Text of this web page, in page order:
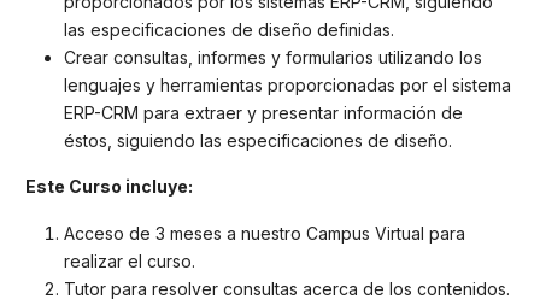
las especificaciones de diseño definidas.
Crear consultas, informes y formularios utilizando los
lenguajes y herramientas proporcionadas por el sistema
ERP-CRM para extraer y presentar información de
éstos, siguiendo las especificaciones de diseño.
Este Curso incluye:
Acceso de 3 meses a nuestro Campus Virtual para
realizar el curso.
Tutor para resolver consultas acerca de los contenidos.